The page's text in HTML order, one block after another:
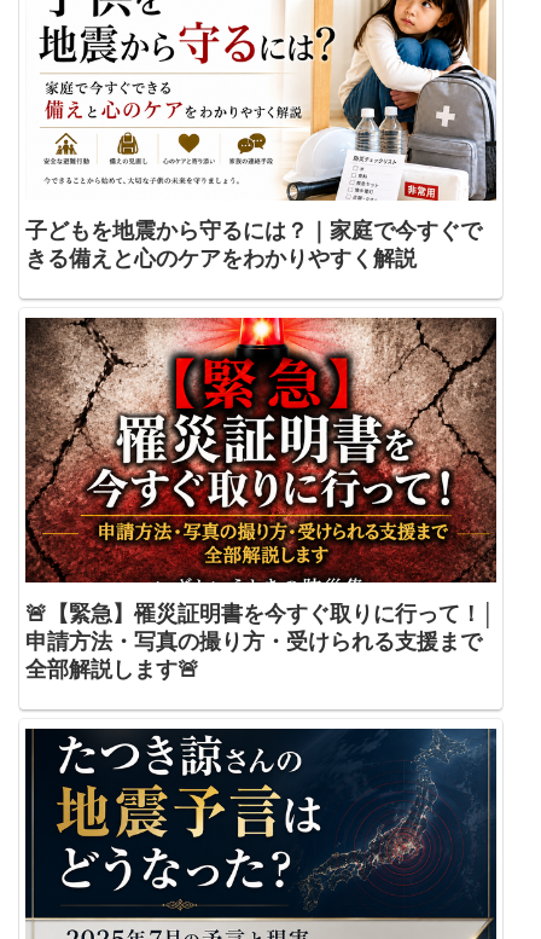
子どもを地震から守るには？｜家庭で今すぐで
きる備えと心のケアをわかりやすく解説
🚨【緊急】罹災証明書を今すぐ取りに行って！│
申請方法・写真の撮り方・受けられる支援まで
全部解説します🚨